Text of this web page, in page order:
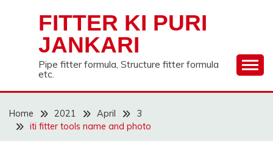
FITTER KI PURI
JANKARI
Pipe fitter formula, Structure fitter formula
etc.
Home 2021 April
3
iti fitter tools name and photo